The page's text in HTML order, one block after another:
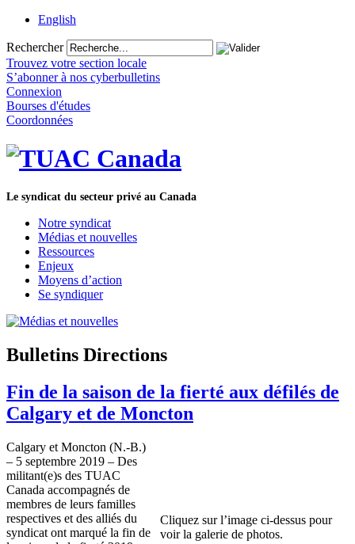
English
Rechercher
Trouvez votre section locale
S’abonner à nos cyberbulletins
Connexion
Bourses d'études
Coordonnées
Le syndicat du secteur privé au Canada
Notre syndicat
Médias et nouvelles
Ressources
Enjeux
Moyens d’action
Se syndiquer
Bulletins Directions
Fin de la saison de la fierté aux défilés de
Calgary et de Moncton
Cliquez sur l’image ci-dessus pour
voir la galerie de photos.
Calgary et Moncton (N.-B.)
– 5 septembre 2019 – Des
militant(e)s des TUAC
Canada accompagnés de
membres de leurs familles
respectives et des alliés du
syndicat ont marqué la fin de